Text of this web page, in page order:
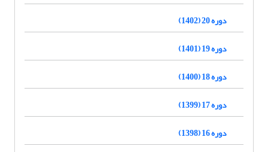
دوره 20 (1402)
دوره 19 (1401)
دوره 18 (1400)
دوره 17 (1399)
دوره 16 (1398)